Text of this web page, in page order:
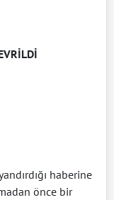
haberine
önce bir